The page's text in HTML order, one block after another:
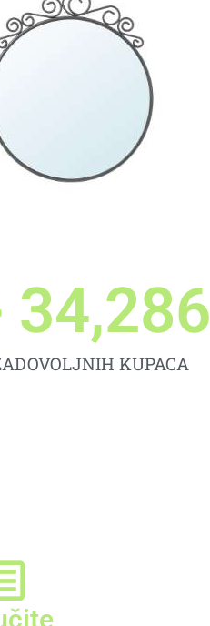
KUPACA
34,286